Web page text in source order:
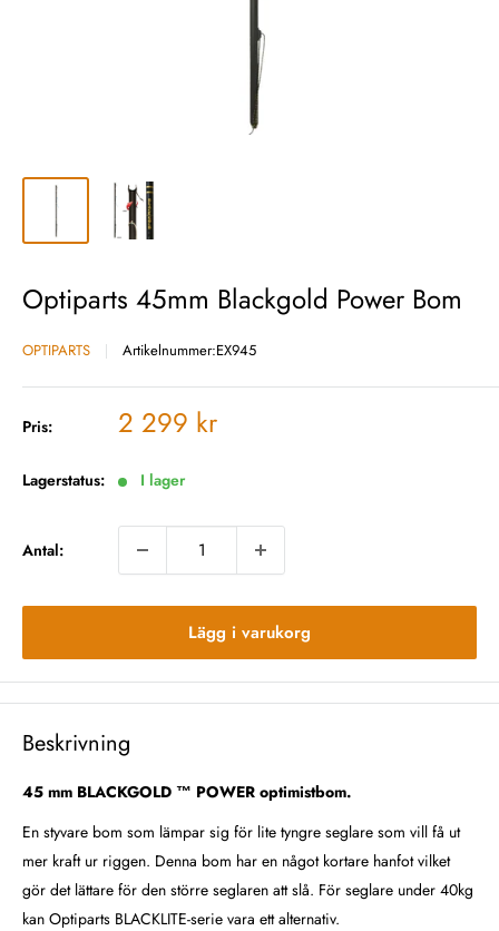
Optiparts 45mm Blackgold Power Bom
OPTIPARTS Artikelnummer:EX945
Pris: Vårt
2 299 kr
Lagerstatus: I lager
Antal:
Lägg i varukorg
Beskrivning
45 mm BLACKGOLD ™ POWER optimistbom.
En styvare bom som lämpar sig för lite tyngre seglare som vill få ut
mer kraft ur riggen. Denna bom har en något kortare hanfot vilket
gör det lättare för den större seglaren att slå. För seglare under 40kg
kan Optiparts BLACKLITE-serie vara ett alternativ.